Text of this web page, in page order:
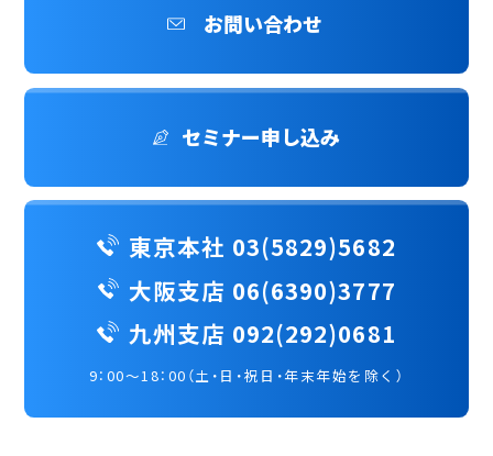
お問い合わせ
セミナー申し込み
東京本社 03(5829)5682
大阪支店 06(6390)3777
九州支店 092(292)0681
9：00～18：00（土・日・祝日・年末年始を除く）